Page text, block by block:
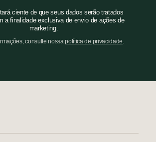
ciente de que seus dados serão tratados
a finalidade exclusiva de envio de ações de
marketing.
consulte nossapolítica de privacidade.